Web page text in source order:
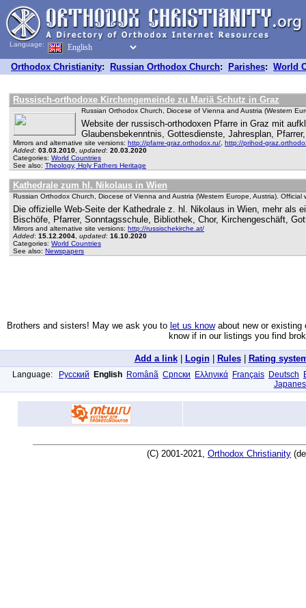
Language:
Orthodox Christianity: Russian Orthodox Church: Parishes: World
Russisch-orthodoxe Kirchengemeinde zu Mariä Schutz in Graz
Russian Orthodox Church, Diocese of Vienna and Austria (Western
Website der russisch-orthodoxen Pfarre in Graz mit
Glaubensbekenntnis, Gottesdienste, Jahresplan,
Mirrors and alternative site versions: http://pfarre-graz.orthodox.ru/ http://prihod-
Added: 03.03.2010 updated: 20.03.2020
Categories: World Countries
See also: Theology, Holy Fathers Heritage
Kathedrale zum hl. Nikolaus in Wien
Russian Orthodox Church, Diocese of Vienna and Austria (Western Europe, Austria). Official
Die offizielle Web-Seite der Kathedrale z. hl. Nikolaus in Wien, mehr als
Bischöfe, Pfarrer, Sonntagsschule, Bibliothek, Chor, Kirchengeschäft,
Mirrors and alternative site versions: http://russischekirche.at/
Added: 15.12.2004 updated: 16.10.2020
Categories: World Countries
See also: Newspapers
Brothers and sisters! May we ask you to let us knowabout new or existing
know if in our listings you find
Add a link| Login| Rules| Rating
Language: Русский English Românã Српски Ελληνικά Français Deutsch
(C) 2001-2021, Orthodox Christianity